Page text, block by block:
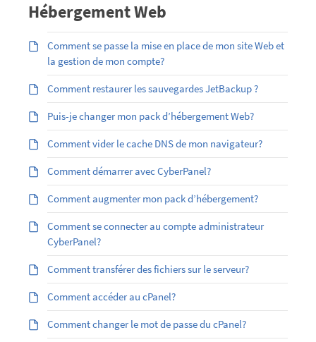
Hébergement Web
Comment se passe la mise en place de mon site Web et
la gestion de mon compte?
Comment restaurer les sauvegardes JetBackup ?
Puis-je changer mon pack d’hébergement Web?
Comment vider le cache DNS de mon navigateur?
Comment démarrer avec CyberPanel?
Comment augmenter mon pack d’hébergement?
Comment se connecter au compte administrateur
CyberPanel?
Comment transférer des fichiers sur le serveur?
Comment accéder au cPanel?
Comment changer le mot de passe du cPanel?